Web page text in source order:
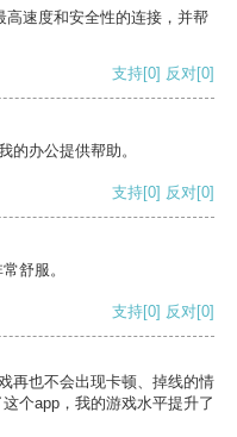
速度和安全性的连接，并帮
支持[0] 反对[0]
的办公提供帮助。
支持[0] 反对[0]
舒服。
支持[0] 反对[0]
再也不会出现卡顿、掉线的情
个app，我的游戏水平提升了